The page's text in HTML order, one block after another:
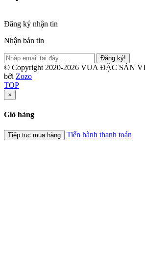
Đăng ký nhận tin
Nhận bản tin
Đăng ký!
© Copyright 2020-2026 VUA ĐẶC SẢN
bởi Zozo
TOP
×
Giỏ hàng
Tiếp tục mua hàng Tiến hành thanh toán